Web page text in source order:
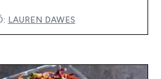
LAUREN DAWES